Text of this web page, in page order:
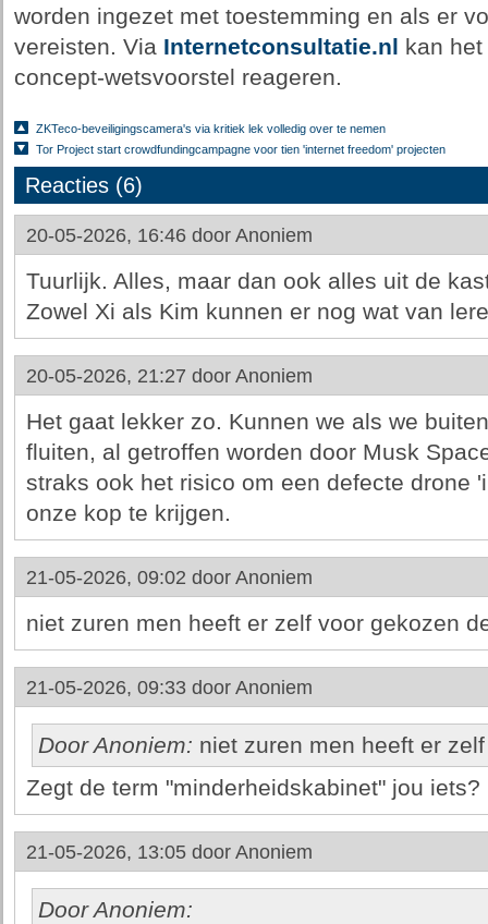
worden ingezet met toestemming en als er
vereisten. Via Internetconsultatie.nl kan
concept-wetsvoorstel reageren.
ZKTeco-beveiligingscamera's via kritiek lek volledig over te nemen
Tor Project start crowdfundingcampagne voor tien 'internet freedom' projecten
Reacties (6)
20-05-2026, 16:46 door Anoniem
Tuurlijk. Alles, maar dan ook alles uit de
Zowel Xi als Kim kunnen er nog wat van
20-05-2026, 21:27 door Anoniem
Het gaat lekker zo. Kunnen we als we
fluiten, al getroffen worden door Musk
straks ook het risico om een defecte drone
onze kop te krijgen.
21-05-2026, 09:02 door Anoniem
niet zuren men heeft er zelf voor gekozen
21-05-2026, 09:33 door Anoniem
Door Anoniem: niet zuren men heeft er
Zegt de term "minderheidskabinet" jou iets?
21-05-2026, 13:05 door Anoniem
Door Anoniem: